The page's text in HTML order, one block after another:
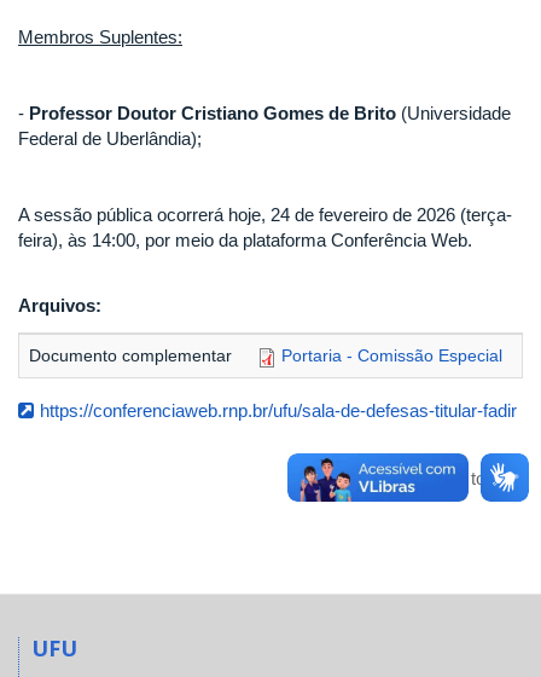
Membros Suplentes:
- Professor Doutor Cristiano Gomes de Brito (Universidade
Federal de Uberlândia);
A sessão pública ocorrerá hoje, 24 de fevereiro de 2026 (terça-
feira), às 14:00, por meio da plataforma Conferência Web.
Arquivos:
Documento complementar Portaria - Comissão Especial
https://conferenciaweb.rnp.br/ufu/sala-de-defesas-titular-fadir
Voltar para o topo
UFU